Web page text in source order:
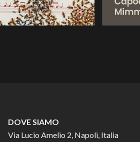
DOVE SIAMO
Via Lucio Amelio 2, Napoli, Italia